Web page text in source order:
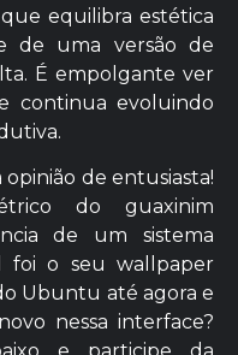
equilibra estética
de uma versão de
É empolgante ver
continua evoluindo
de entusiasta!
do guaxinim
de um sistema
foi o seu wallpaper
Ubuntu até agora e
nessa interface?